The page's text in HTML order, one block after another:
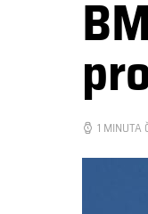
1 MINUTA